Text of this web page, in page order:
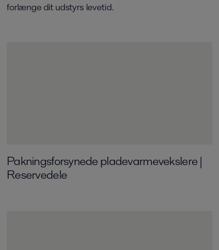
forlænge dit udstyrs levetid.
Pakningsforsyne­de pladevarmeveksl­ere |
Reservedele